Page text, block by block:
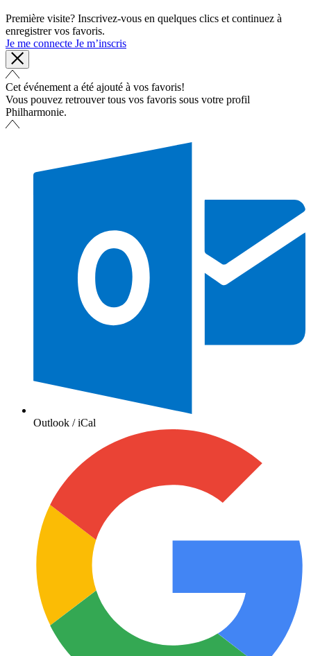
Première visite? Inscrivez-vous en quelques clics et continuez à
enregistrer vos favoris.
Je me connecte Je m’inscris
Cet événement a été ajouté à vos favoris!
Vous pouvez retrouver tous vos favoris sous votre profil
Philharmonie.
Outlook / iCal